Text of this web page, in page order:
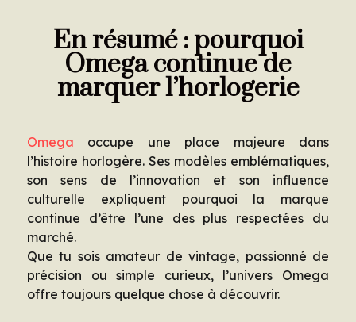
En résumé : pourquoi
Omega continue de
marquer l’horlogerie
Omega occupe une place majeure dans
l’histoire horlogère. Ses modèles emblématiques,
son sens de l’innovation et son influence
culturelle expliquent pourquoi la marque
continue d’être l’une des plus respectées du
marché.
Que tu sois amateur de vintage, passionné de
précision ou simple curieux, l’univers Omega
offre toujours quelque chose à découvrir.